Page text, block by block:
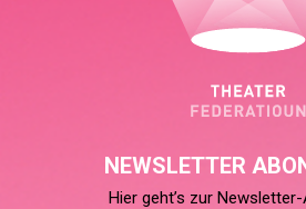
NEWSLETTER
Hier geht’s zur